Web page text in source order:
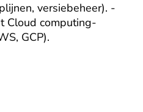
versiebeheer). -
Cloud computing-
GCP).